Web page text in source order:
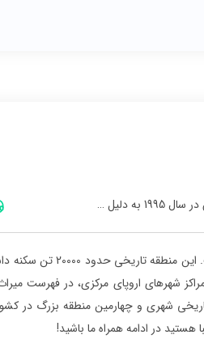
است. این منطقه
مراکز شهرهای اروپای مرکزی، در فهرست
تاریخی شهری و چهارمین منطقه بزرگ در
در ادامه همراه ما باشید!